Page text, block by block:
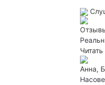
Анна,